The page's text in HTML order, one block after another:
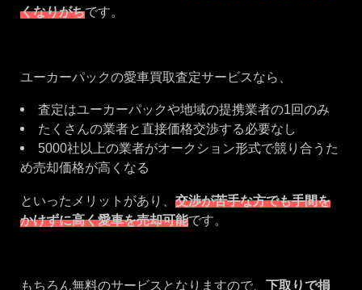
くなりがちです。
ユーカーパックの愛車買取査定サービスなら、
査定はユーカーパックや地域の提携業者の1回のみ
たくさんの業者と直接価格交渉する必要なし
5000社以上の業者がオークション形式で競り合うた
め売却価格が高くなる
といったメリットがあり、 交渉が苦手な方でも手間を
かけずに高く愛車を売却可能です。
もちろん無料のサービスとなりますので、 下取りで損